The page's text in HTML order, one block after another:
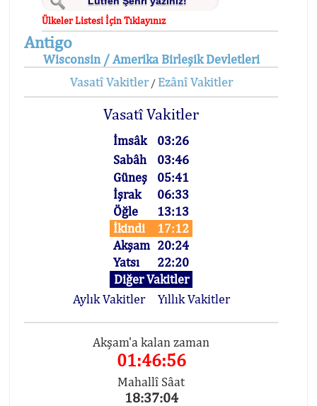
Ülkeler Listesi İçin Tıklayınız
Antigo
Wisconsin / Amerika Birleşik Devletleri
Vasatî Vakitler/ Ezânî Vakitler
Vasatî Vakitler
İmsâk
03:26
Sabâh
03:46
Güneş
05:41
İşrak
06:33
Öğle
13:13
İkindi
17:12
Akşam 20:24
Yatsı
22:20
Diğer Vakitler
Aylık Vakitler
Yıllık Vakitler
Akşam'a kalan zaman
01:46:56
Mahallî Sâat
18:37:04